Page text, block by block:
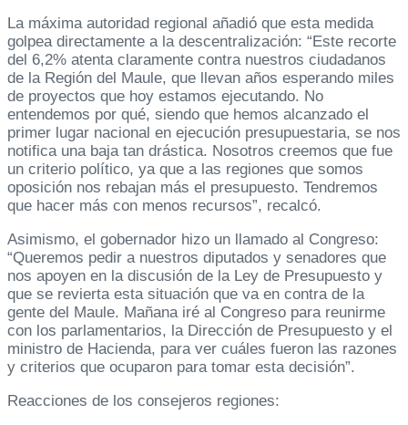
La máxima autoridad regional añadió que esta medida
golpea directamente a la descentralización: “Este recorte
del 6,2% atenta claramente contra nuestros ciudadanos
de la Región del Maule, que llevan años esperando miles
de proyectos que hoy estamos ejecutando. No
entendemos por qué, siendo que hemos alcanzado el
primer lugar nacional en ejecución presupuestaria, se nos
notifica una baja tan drástica. Nosotros creemos que fue
un criterio político, ya que a las regiones que somos
oposición nos rebajan más el presupuesto. Tendremos
que hacer más con menos recursos”, recalcó.
Asimismo, el gobernador hizo un llamado al Congreso:
“Queremos pedir a nuestros diputados y senadores que
nos apoyen en la discusión de la Ley de Presupuesto y
que se revierta esta situación que va en contra de la
gente del Maule. Mañana iré al Congreso para reunirme
con los parlamentarios, la Dirección de Presupuesto y el
ministro de Hacienda, para ver cuáles fueron las razones
y criterios que ocuparon para tomar esta decisión”.
Reacciones de los consejeros regiones: